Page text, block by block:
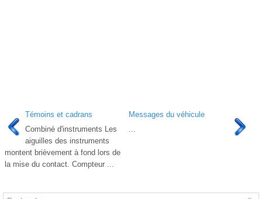
Témoins et cadrans
Combiné d'instruments Les
aiguilles des instruments
montent brièvement à fond lors de
la mise du contact. Compteur ...
Messages du véhicule
...